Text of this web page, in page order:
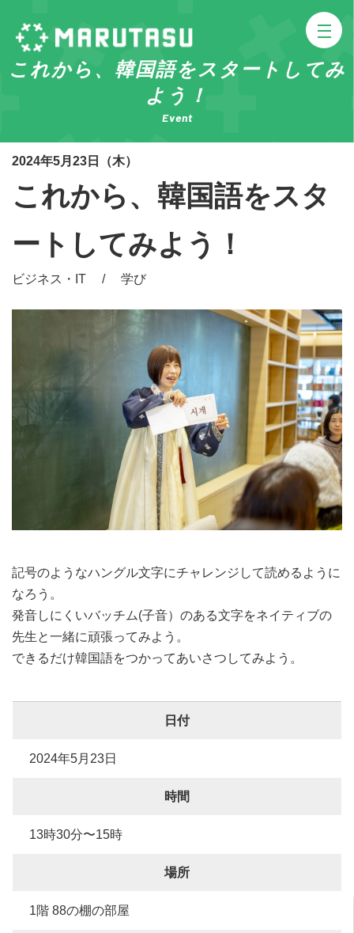
これから、韓国語をスタートしてみ
よう！
Event
2024年5月23日（木）
これから、韓国語をスタ
ートしてみよう！
ビジネス・IT / 学び
記号のようなハングル文字にチャレンジして読めるように
なろう。
発音しにくいバッチム(子音）のある文字をネイティブの
先生と一緒に頑張ってみよう。
できるだけ韓国語をつかってあいさつしてみよう。
日付
2024年5月23日
時間
13時30分〜15時
場所
1階 88の棚の部屋